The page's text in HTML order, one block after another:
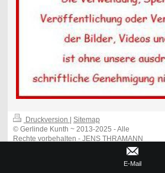
Druckversion
Sitemap
© Gerlinde Kunth ~ 2013-2025 - Alle
Rechte vorbehalten - JENS THRAMANN
E-Mail